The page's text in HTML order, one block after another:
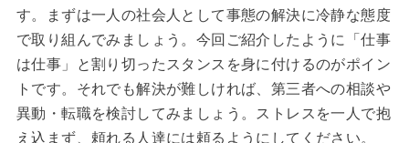
す。まずは一人の社会人として事態の解決に冷静な態度
で取り組んでみましょう。今回ご紹介したように「仕事
は仕事」と割り切ったスタンスを身に付けるのがポイン
トです。それでも解決が難しければ、第三者への相談や
異動・転職を検討してみましょう。ストレスを一人で抱
え込まず、頼れる人達には頼るようにしてください。